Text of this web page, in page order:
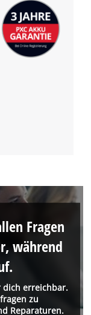
dich erreichbar.
zu
Reparaturen.
Fragen
während